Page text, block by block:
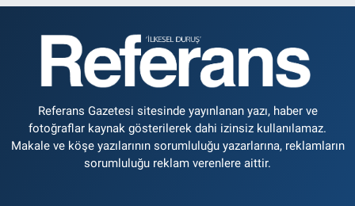
Referans Gazetesi sitesinde yayınlanan yazı, haber ve
fotoğraflar kaynak gösterilerek dahi izinsiz kullanılamaz.
Makale ve köşe yazılarının sorumluluğu yazarlarına, reklamların
sorumluluğu reklam verenlere aittir.